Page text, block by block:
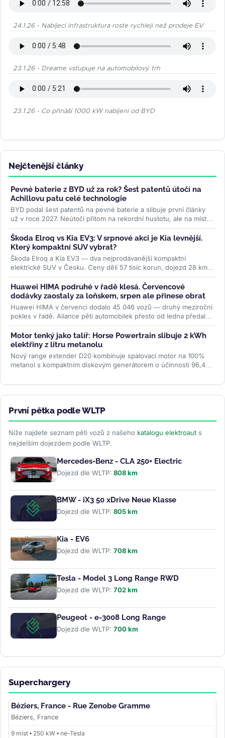
24.1.26 - Nabíjecí infrastruktura roste rychleji než prodeje EV
23.1.26 - Dreame vstupuje na automobilový trh
23.1.26 - Co přináší 1000 kW nabíjení od BYD
Nejčtenější články
Pevné baterie z BYD už za rok? Šest patentů útočí na
Achillovu patu celé technologie
BYD podal šest patentů na pevné baterie a slibuje první články
už v roce 2027. Neútočí přitom na rekordní hustotu, ale na místo,
kde...>>
Škoda Elroq vs Kia EV3: V srpnové akci je Kia levnější.
Který kompaktní SUV vybrat?
Škoda Elroq a Kia EV3 — dva nejprodávanější kompaktní
elektrické SUV v Česku. Ceny dělí 57 tisíc korun, dojezd 28 km,
ale auta jsou...>>
Huawei HIMA podruhé v řadě klesá. Červencové
dodávky zaostaly za loňskem, srpen ale přinese obrat
Huawei HIMA v červenci dodalo 45 046 vozů — druhý meziroční
pokles v řadě. Aliance pěti automobilek přesto od ledna předala
zákazníkům...>>
Motor tenký jako talíř: Horse Powertrain slibuje 2 kWh
elektřiny z litru metanolu
Nový range extender D20 kombinuje spalovací motor na 100%
metanol s kompaktním diskovým generátorem o účinnosti 96,4
První pětka podle WLTP
Níže najdete seznam pěti vozů z našeho katalogu elektroaut s
nejdelším dojezdem podle WLTP.
Mercedes-Benz - CLA 250+ Electric
Dojezd dle WLTP: 808 km
BMW - iX3 50 xDrive Neue Klasse
Dojezd dle WLTP: 805 km
Kia - EV6
Dojezd dle WLTP: 708 km
Tesla - Model 3 Long Range RWD
Dojezd dle WLTP: 702 km
Peugeot - e-3008 Long Range
Dojezd dle WLTP: 700 km
Superchargery
Béziers, France - Rue Zenobe Gramme
Béziers, France
9 míst • 250 kW • ne-Tesla